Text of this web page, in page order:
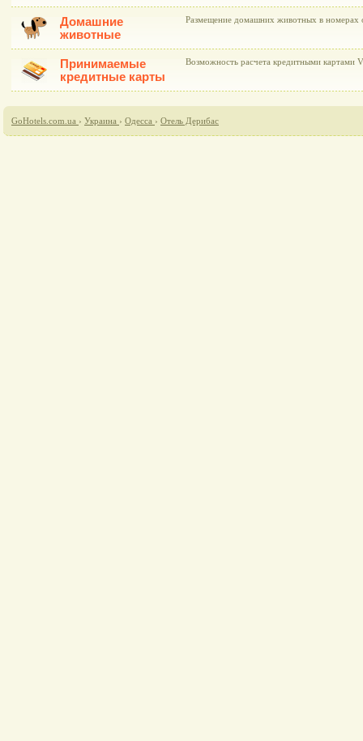
Домашние
животные
Размещение домашних животных в номерах
Принимаемые
кредитные карты
Возможность расчета кредитными картами
GoHotels.com.ua › Украина › Одесса › Отель Дерибас